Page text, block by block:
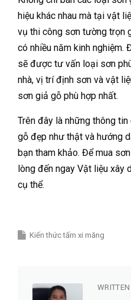
hiệu khác nhau mà tại vật
vụ thi công sơn tường trọn
có nhiều năm kinh nghiệm.
sẽ được tư vấn loại sơn
nhà, vị trí định sơn và vật
sơn giả gỗ phù hợp nhất.
Trên đây là những thông
gỗ đẹp như thật và hướng
bạn tham khảo. Để mua
lòng đến ngay Vật liệu
cụ thể.
Kiến thức tấm xi măng